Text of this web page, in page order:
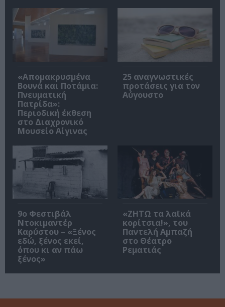
«Απομακρυσμένα
Βουνά και Ποτάμια:
Πνευματική
Πατρίδα»:
Περιοδική έκθεση
στο Διαχρονικό
Μουσείο Αίγινας
25 αναγνωστικές
προτάσεις για τον
Αύγουστο
9ο Φεστιβάλ
Ντοκιμαντέρ
Καρύστου – «Ξένος
εδώ, ξένος εκεί,
όπου κι αν πάω
ξένος»
«ΖΗΤΩ τα λαϊκά
κορίτσια!», του
Παντελή Αμπαζή
στο Θέατρο
Ρεματιάς